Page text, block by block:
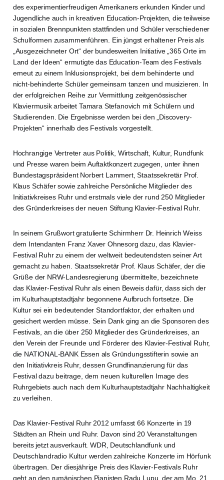
des experimentierfreudigen Amerikaners erkunden Kinder und
Jugendliche auch in kreativen Education-Projekten, die teilweise
in sozialen Brennpunkten stattfinden und Schüler verschiedener
Schulformen zusammenführen. Ein jüngst erhaltener Preis als
„Ausgezeichneter Ort“ der bundesweiten Initiative „365 Orte im
Land der Ideen“ ermutigte das Education-Team des Festivals
erneut zu einem Inklusionsprojekt, bei dem behinderte und
nicht-behinderte Schüler gemeinsam tanzen und musizieren. In
der erfolgreichen Reihe zur Vermittlung zeitgenössischer
Klaviermusik arbeitet Tamara Stefanovich mit Schülern und
Studierenden. Die Ergebnisse werden bei den „Discovery-
Projekten“ innerhalb des Festivals vorgestellt.
Hochrangige Vertreter aus Politik, Wirtschaft, Kultur, Rundfunk
und Presse waren beim Auftaktkonzert zugegen, unter ihnen
Bundestagspräsident Norbert Lammert, Staatssekretär Prof.
Klaus Schäfer sowie zahlreiche Persönliche Mitglieder des
Initiativkreises Ruhr und erstmals viele der rund 250 Mitglieder
des Gründerkreises der neuen Stiftung Klavier-Festival Ruhr.
In seinem Grußwort gratulierte Schirmherr Dr. Heinrich Weiss
dem Intendanten Franz Xaver Ohnesorg dazu, das Klavier-
Festival Ruhr zu einem der weltweit bedeutendsten seiner Art
gemacht zu haben. Staatssekretär Prof. Klaus Schäfer, der die
Grüße der NRW-Landesregierung übermittelte, bezeichnete
das Klavier-Festival Ruhr als einen Beweis dafür, dass sich der
im Kulturhauptstadtjahr begonnene Aufbruch fortsetze. Die
Kultur sei ein bedeutender Standortfaktor, der erhalten und
gesichert werden müsse. Sein Dank ging an die Sponsoren des
Festivals, an die über 250 Mitglieder des Gründerkreises, an
den Verein der Freunde und Förderer des Klavier-Festival Ruhr,
die NATIONAL-BANK Essen als Gründungsstifterin sowie an
den Initiativkreis Ruhr, dessen Grundfinanzierung für das
Festival dazu beitrage, dem neuen kulturellen Image des
Ruhrgebiets auch nach dem Kulturhauptstadtjahr Nachhaltigkeit
zu verleihen.
Das Klavier-Festival Ruhr 2012 umfasst 66 Konzerte in 19
Städten an Rhein und Ruhr. Davon sind 20 Veranstaltungen
bereits jetzt ausverkauft. WDR, Deutschlandfunk und
Deutschlandradio Kultur werden zahlreiche Konzerte im Hörfunk
übertragen. Der diesjährige Preis des Klavier-Festivals Ruhr
geht an den rumänischen Pianisten Radu Lupu, der am Mo. 21.